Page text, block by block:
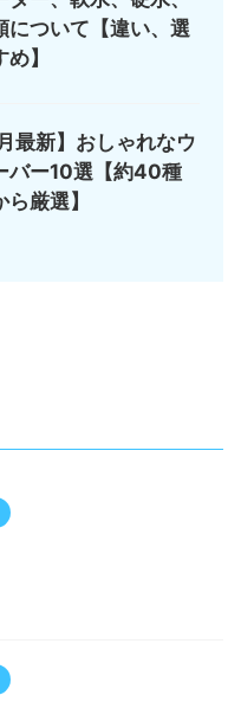
について【違い、選
】
最新】おしゃれなウ
バー10選【約40種
厳選】